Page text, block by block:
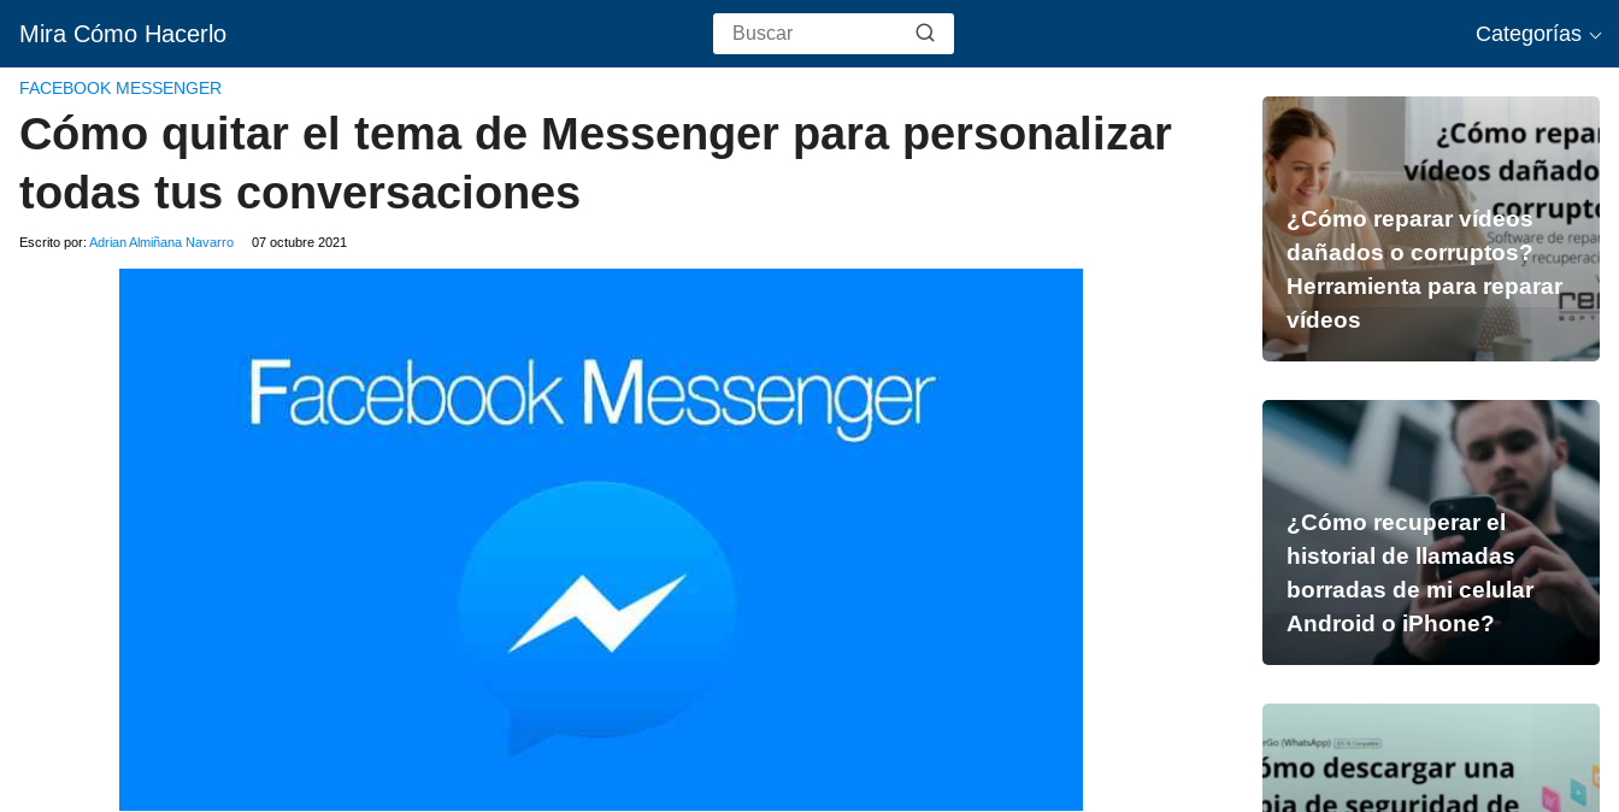
Mira Cómo Hacerlo Categorías
FACEBOOK MESSENGER
Cómo quitar el tema de Messenger para personalizar
todas tus conversaciones
Escrito por: Adrian Almiñana Navarro 07 octubre 2021
¿Cómo reparar vídeos
dañados o corruptos?
Herramienta para reparar
vídeos
¿Cómo recuperar el
historial de llamadas
borradas de mi celular
Android o iPhone?